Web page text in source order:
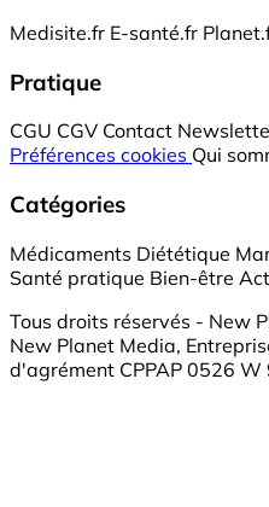
Medisite.fr E-santé.fr
Pratique
CGU CGV Contact
Préférences cookies Qui
Catégories
Médicaments Diététique
Santé pratique Bien-être
Tous droits réservés - New
New Planet Media,
d'agrément CPPAP 0526 W